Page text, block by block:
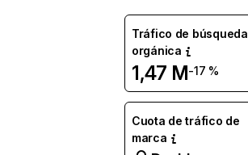
Tráfico de búsqueda
orgánica
1,47 M-17 %
Cuota de tráfico de
marca